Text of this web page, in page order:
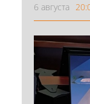
6 августа